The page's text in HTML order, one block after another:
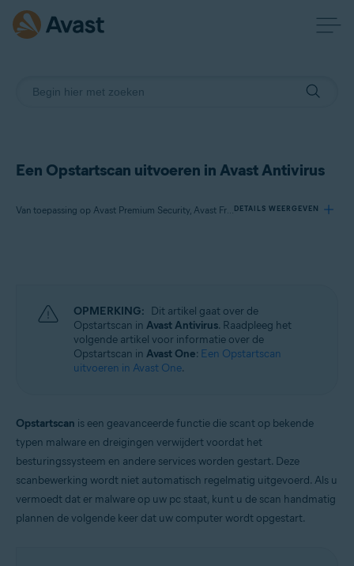
Een Opstartscan uitvoeren in Avast Antivirus
Van toepassing op Avast Premium Security, Avast Free AntivirusDETAILS WEERGEVEN
Avast Free Antivirus
Besturingssystemen:
OPMERKING: Dit artikel gaat over de
Opstartscan in Avast Antivirus. Raadpleeg het
volgende artikel voor informatie over de
Opstartscan in Avast One: Een Opstartscan
uitvoeren in Avast One.
Opstartscan is een geavanceerde functie die scant op bekende
typen malware en dreigingen verwijdert voordat het
besturingssysteem en andere services worden gestart. Deze
scanbewerking wordt niet automatisch regelmatig uitgevoerd. Als u
vermoedt dat er malware op uw pc staat, kunt u de scan handmatig
plannen de volgende keer dat uw computer wordt opgestart.